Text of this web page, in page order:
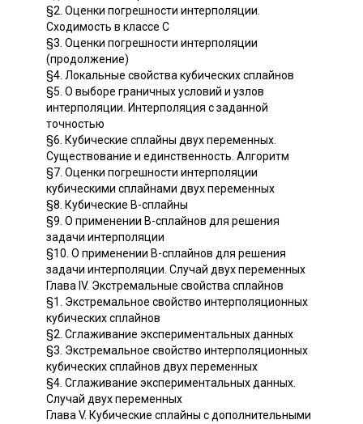
§2. Оценки погрешности интерполяции.
Сходимость в классе С
§3. Оценки погрешности интерполяции
(продолжение)
§4. Локальные свойства кубических сплайнов
§5. О выборе граничных условий и узлов
интерполяции. Интерполяция с заданной
точностью
§6. Кубические сплайны двух переменных.
Существование и единственность. Алгоритм
§7. Оценки погрешности интерполяции
кубическими сплайнами двух переменных
§8. Кубические B-сплайны
§9. О применении B-сплайнов для решения
задачи интерполяции
§10. О применении B-сплайнов для решения
задачи интерполяции. Случай двух переменных
Глава IV. Экстремальные свойства сплайнов
§1. Экстремальное свойство интерполяционных
кубических сплайнов
§2. Сглаживание экспериментальных данных
§3. Экстремальное свойство интерполяционных
кубических сплайнов двух переменных
§4. Сглаживание экспериментальных данных.
Случай двух переменных
Глава V. Кубические сплайны с дополнительными